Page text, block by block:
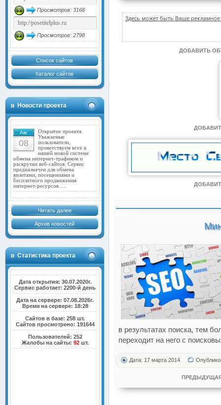
Просмотров: 3166
Просмотров: 2798
Список сайтов
Каталог сайтов
Новости проекта
Авг
08
Открытие проекта.
Уважаемые
пользователи,
приветствуем всех в
нашей новой системе
обмена интернет-трафиком и
раскрутки веб-сайтов. Сервис
предназначен для обмена
визитами, посещениями и
бесплатного продвижения
интернет-ресурсов.…
Читать далее
Архив новостей
Статистика проекта
Дата открытия: 30.07.2020г.
Сервис работает: 2200-й день
Дата на сервере: 07.08.2026г.
Время на сервере: 18:28
Сайтов в базе: 258 шт.
Сайтов просмотрено: 191644
Пользователей: 252
Жалобы на сайты: 92шт.
Здесь может быть Ваше
ДОБАВИТЬ
в результатах поиска, тем
переходит на него с
Дата: 17 марта 2014